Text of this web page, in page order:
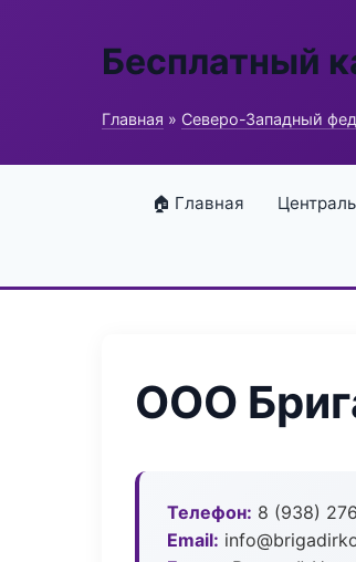
Бесплатный
Главная » Северо-Западный
🏠 Главная
ООО
Телефон: 8 (938)
Email: